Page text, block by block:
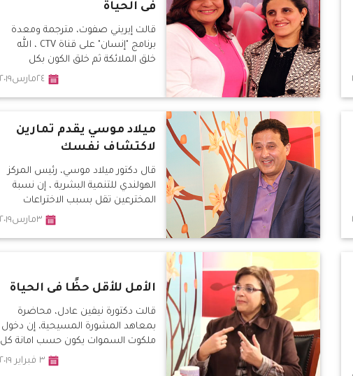
فى الحياة
قالت إيريني صفوت، مترجمة ومعدة
برنامج "إنسان" على قناة CTV ، الله
خلق الملائكة ثم خلق الكون بكل
٢٤مارس٢٠١٩
ميلاد موسي يقدم تمارين
لاكتشاف نفسك
قال دكتور ميلاد موسي، رئيس المركز
الهولندي للتنمية البشرية ، إن نسبة
المخترعين تقل بسبب الاختراعات
٣مارس٢٠١٩
الأمل للأقل حظًا فى الحياة
قالت دكتورة نيفين عادل، محاضرة
بمعاهد المشورة المسيحية، إن دخول
ملكوت السموات يكون حسب امانة كل
٣ فبراير ٢٠١٩